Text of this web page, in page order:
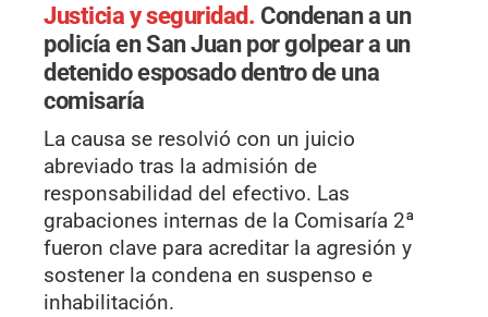
Justicia y seguridad. Condenan a un
policía en San Juan por golpear a un
detenido esposado dentro de una
comisaría
La causa se resolvió con un juicio
abreviado tras la admisión de
responsabilidad del efectivo. Las
grabaciones internas de la Comisaría 2ª
fueron clave para acreditar la agresión y
sostener la condena en suspenso e
inhabilitación.